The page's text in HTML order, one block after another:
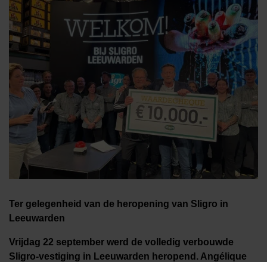
Ter gelegenheid van de heropening van Sligro in
Leeuwarden
Vrijdag 22 september werd de volledig verbouwde
Sligro-vestiging in Leeuwarden heropend. Angélique